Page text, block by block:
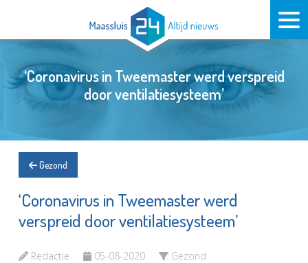
‘Coronavirus in Tweemaster werd verspreid
door ventilatiesysteem’
Gezond
‘Coronavirus in Tweemaster werd
verspreid door ventilatiesysteem’
Redactie 05-08-2020 Gezond